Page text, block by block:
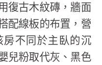
復古木紋磚，牆面
配線板的布置，營
不同於主臥的沉
兒粉取代灰、黑色